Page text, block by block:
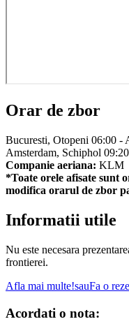
Orar de zbor
Bucuresti, Otopeni 06:00 -
Amsterdam, Schiphol
Companie aeriana: KLM
*Toate orele afisate sunt
modifica orarul de zbor
Informatii utile
Nu este necesara
frontierei.
Afla mai multe!sauFa o
Acordati o nota: